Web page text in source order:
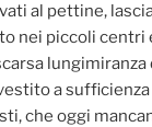
al pettine,
nei piccoli centri
lungimiranza
a
che oggi